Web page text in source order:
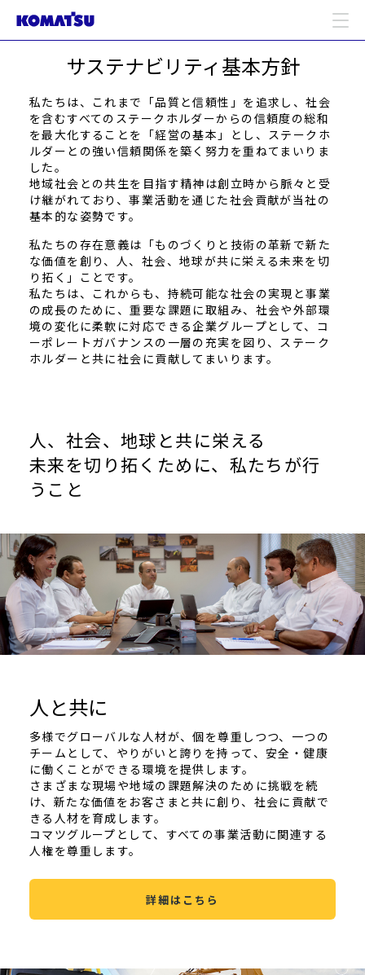
サステナビリティ基本方針
私たちは、これまで「品質と信頼性」を追求し、社会
を含むすべてのステークホルダーからの信頼度の総和
を最大化することを「経営の基本」とし、ステークホ
ルダーとの強い信頼関係を築く努力を重ねてまいりま
した。
地域社会との共生を目指す精神は創立時から脈々と受
け継がれており、事業活動を通じた社会貢献が当社の
基本的な姿勢です。
私たちの存在意義は「ものづくりと技術の革新で新た
な価値を創り、人、社会、地球が共に栄える未来を切
り拓く」ことです。
私たちは、これからも、持続可能な社会の実現と事業
の成長のために、重要な課題に取組み、社会や外部環
境の変化に柔軟に対応できる企業グループとして、コ
ーポレートガバナンスの一層の充実を図り、ステーク
ホルダーと共に社会に貢献してまいります。
人、社会、地球と共に栄える
未来を切り拓くために、私たちが行
うこと
人と共に
多様でグローバルな人材が、個を尊重しつつ、一つの
チームとして、やりがいと誇りを持って、安全・健康
に働くことができる環境を提供します。
さまざまな現場や地域の課題解決のために挑戦を続
け、新たな価値をお客さまと共に創り、社会に貢献で
きる人材を育成します。
コマツグループとして、すべての事業活動に関連する
人権を尊重します。
詳細はこちら